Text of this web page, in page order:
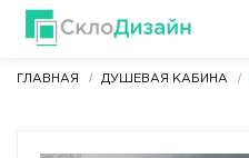
ГЛАВНАЯ ДУШЕВАЯ КАБИНА